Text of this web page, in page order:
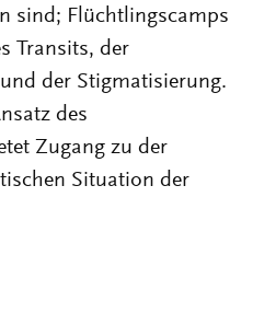
sind; Flüchtlingscamps
Transits, der
der Stigmatisierung.
des
Zugang zu der
Situation der